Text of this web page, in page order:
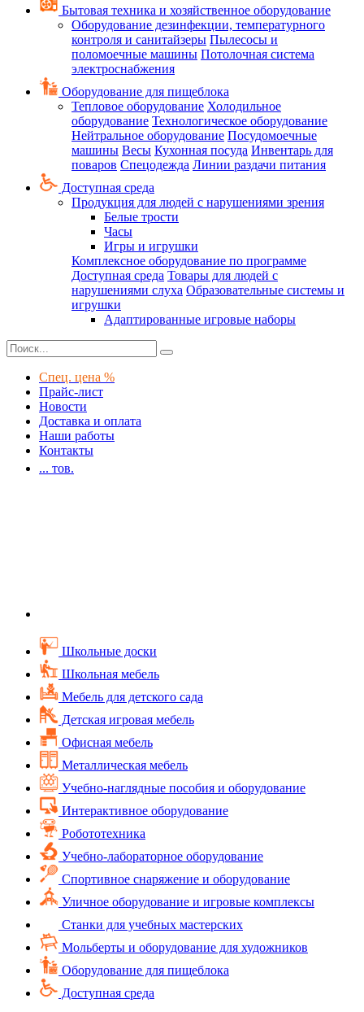
Бытовая техника и хозяйственное оборудование
Оборудование дезинфекции, температурного
контроля и санитайзеры Пылесосы и
поломоечные машины Потолочная система
электроснабжения
Оборудование для пищеблока
Тепловое оборудование Холодильное
оборудование Технологическое оборудование
Нейтральное оборудование Посудомоечные
машины Весы Кухонная посуда Инвентарь для
поваров Спецодежда Линии раздачи питания
Доступная среда
Продукция для людей с нарушениями зрения
Белые трости
Часы
Игры и игрушки
Комплексное оборудование по программе
Доступная среда Товары для людей с
нарушениями слуха Образовательные системы и
игрушки
Адаптированные игровые наборы
Спец. цена %
Прайс-лист
Новости
Доставка и оплата
Наши работы
Контакты
... тов.
Школьные доски
Школьная мебель
Мебель для детского сада
Детская игровая мебель
Офисная мебель
Металлическая мебель
Учебно-наглядные пособия и оборудование
Интерактивное оборудование
Робототехника
Учебно-лабораторное оборудование
Спортивное снаряжение и оборудование
Уличное оборудование и игровые комплексы
Cтанки для учебных мастерских
Мольберты и оборудование для художников
Оборудование для пищеблока
Доступная среда